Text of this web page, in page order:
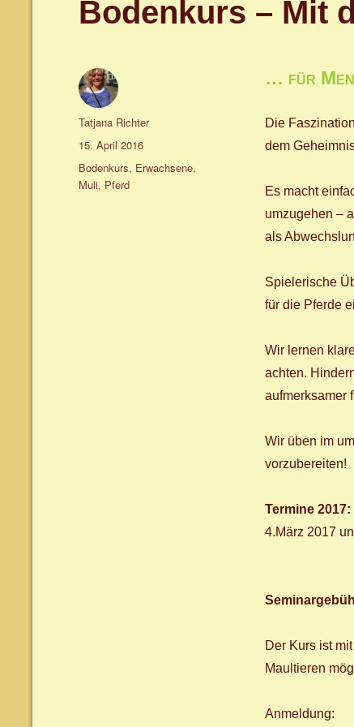
Bodenkurs – Mit
… für
Die
dem
Es macht
umzugehen –
als
Spielerische
für die Pferde
Wir lernen
achten.
aufmerksamer
Wir üben im
vorzubereiten!
Termine 2017:
4.März 2017
Der Kurs ist
Maultieren
Anmeldung:
Autor
Tatjana Richter
Veröffentlicht
am
15. April 2016
Schlagwörter
Bodenkurs, Erwachsene,
Muli, Pferd